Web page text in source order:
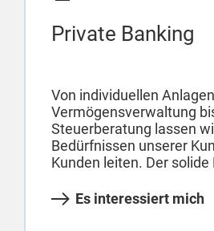
Private Banking
Von individuellen
Vermögensverwaltung
Steuerberatung lassen
Bedürfnissen unserer
Kunden leiten. Der solide
Es interessiert mich